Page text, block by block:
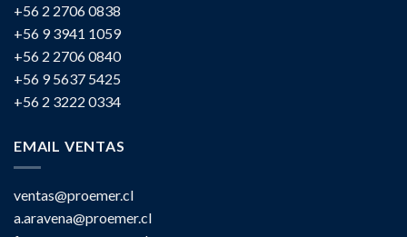
+56 2 2706 0838
+56 9 3941 1059
+56 2 2706 0840
+56 9 5637 5425
+56 2 3222 0334
EMAIL VENTAS
ventas@proemer.cl
a.aravena@proemer.cl